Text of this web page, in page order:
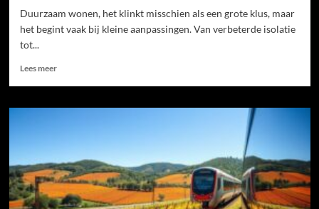
Duurzaam wonen, het klinkt misschien als een grote klus, maar
het begint vaak bij kleine aanpassingen. Van verbeterde isolatie
tot...
Lees meerLees
Duurzaam
voor
een
milieuvriendelijk
huis